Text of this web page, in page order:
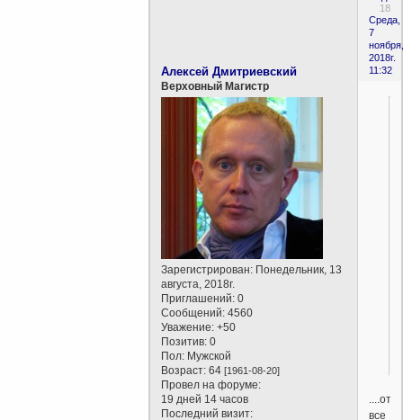
18
Среда,
7
ноября,
2018г.
11:32
Алексей Дмитриевский
Верховный Магистр
Зарегистрирован: Понедельник, 13
августа, 2018г.
Приглашений: 0
Сообщений: 4560
Уважение: +50
Позитив: 0
Пол: Мужской
Возраст: 64[1961-08-20]
Провел на форуме:
19 дней 14 часов
Последний визит:
все